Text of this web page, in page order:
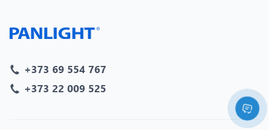
+373 69 554 767
+373 22 009 525